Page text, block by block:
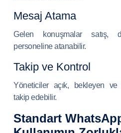
Mesaj Atama
Gelen konuşmalar satış,
personeline atanabilir.
Takip ve Kontrol
Yöneticiler açık, bekleyen ve
takip edebilir.
Standart